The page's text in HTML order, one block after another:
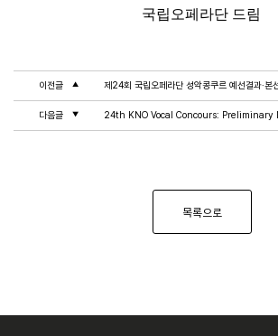
국립오페라단 드림
이전글
다음글
목록으로